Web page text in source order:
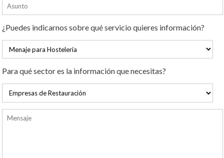
¿Puedes indicarnos sobre qué servicio quieres información?
Para qué sector es la información que necesitas?